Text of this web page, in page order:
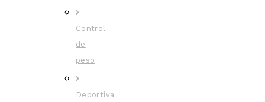
Control
de
peso
Deportiva